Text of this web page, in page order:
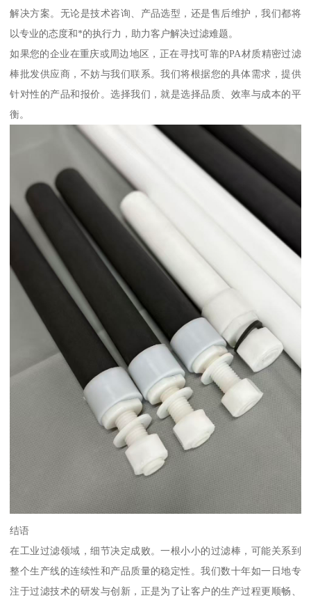
解决方案。无论是技术咨询、产品选型，还是售后维护，我们都将
以专业的态度和*的执行力，助力客户解决过滤难题。
如果您的企业在重庆或周边地区，正在寻找可靠的PA材质精密过滤
棒批发供应商，不妨与我们联系。我们将根据您的具体需求，提供
针对性的产品和报价。选择我们，就是选择品质、效率与成本的平
衡。
结语
在工业过滤领域，细节决定成败。一根小小的过滤棒，可能关系到
整个生产线的连续性和产品质量的稳定性。我们数十年如一日地专
注于过滤技术的研发与创新，正是为了让客户的生产过程更顺畅、